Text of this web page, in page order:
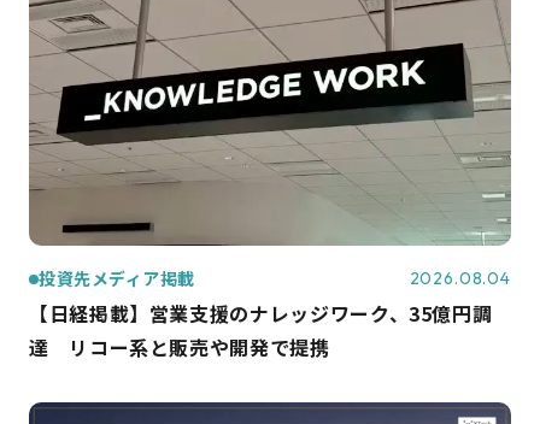
投資先メディア掲載 2026.08.04
【日経掲載】営業支援のナレッジワーク、35億円調
達 リコー系と販売や開発で提携